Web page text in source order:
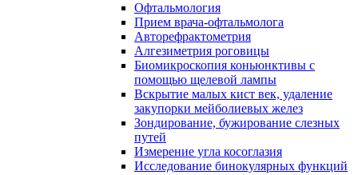
Офтальмология
Прием врача-офтальмолога
Авторефрактометрия
Алгезиметрия роговицы
Биомикроскопия коньюнктивы с
помощью щелевой лампы
Вскрытие малых кист век, удаление
закупорки мейболиевых желез
Зондирование, бужирование слезных
путей
Измерение угла косоглазия
Исследование бинокулярных функций